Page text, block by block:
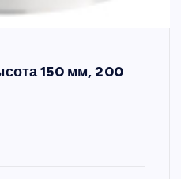
150 мм, 200